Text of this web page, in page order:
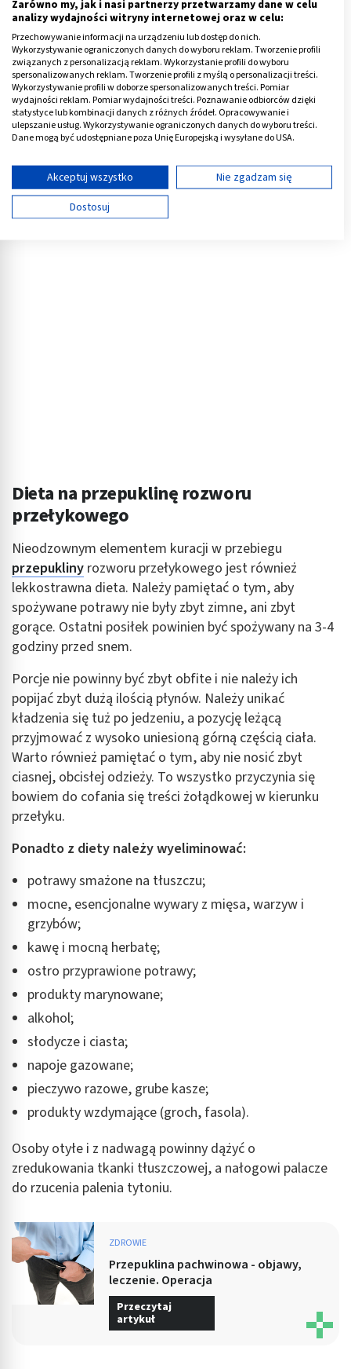
Warto zwrócić uwagę na:
zioła, które mogą okazać się pomocne w łagodzeniu
zgagi (siemię lniane, ziele tysiącznika i tataraku,
ziarna jałowca),
ćwiczenia oddechowe wzmacniające przeponę.
Należy z kolei unikać nadmiernego wysiłku fizycznego
związanego z dźwiganiem i wykonywaniem głębokich
skłonów, zwłaszcza po posiłku.
Dieta na przepuklinę rozworu
przełykowego
Nieodzownym elementem kuracji w przebiegu
przepukliny rozworu przełykowego jest również
lekkostrawna dieta. Należy pamiętać o tym, aby
spożywane potrawy nie były zbyt zimne, ani zbyt
gorące. Ostatni posiłek powinien być spożywany na 3-4
godziny przed snem.
Porcje nie powinny być zbyt obfite i nie należy ich
popijać zbyt dużą ilością płynów. Należy unikać
kładzenia się tuż po jedzeniu, a pozycję leżącą
przyjmować z wysoko uniesioną górną częścią ciała.
Warto również pamiętać o tym, aby nie nosić zbyt
ciasnej, obcisłej odzieży. To wszystko przyczynia się
bowiem do cofania się treści żołądkowej w kierunku
przełyku.
Ponadto z diety należy wyeliminować:
potrawy smażone na tłuszczu;
mocne, esencjonalne wywary z mięsa, warzyw i
grzybów;
kawę i mocną herbatę;
ostro przyprawione potrawy;
produkty marynowane;
alkohol;
słodycze i ciasta;
napoje gazowane;
pieczywo razowe, grube kasze;
produkty wzdymające (groch, fasola).
Osoby otyłe i z nadwagą powinny dążyć o
zredukowania tkanki tłuszczowej, a nałogowi palacze
do rzucenia palenia tytoniu.
ZDROWIE
Przepuklina pachwinowa - objawy,
leczenie. Operacja
Przeczytaj
artykuł
Zarówno my, jak i nasi partnerzy przetwarzamy dane w celu
analizy wydajności witryny internetowej oraz w celu:
Przechowywanie informacji na urządzeniu lub dostęp do nich.
Wykorzystywanie ograniczonych danych do wyboru reklam. Tworzenie profili
związanych z personalizacją reklam. Wykorzystanie profili do wyboru
spersonalizowanych reklam. Tworzenie profili z myślą o personalizacji treści.
Wykorzystywanie profili w doborze spersonalizowanych treści. Pomiar
wydajności reklam. Pomiar wydajności treści. Poznawanie odbiorców dzięki
statystyce lub kombinacji danych z różnych źródeł. Opracowywanie i
ulepszanie usług. Wykorzystywanie ograniczonych danych do wyboru treści.
Dane mogą być udostępniane poza Unię Europejską i wysyłane do USA.
Wyświetl listę partnerów (11 dostawców IAB)
Używamy Twoich danych w następujących celach:
Cele przetwarzania IAB:
Pomiar efektywności reklam
Rozumienie odbiorców dzięki statystyce lub
kombinacji danych z różnych źródeł
Rozwój i ulepszanie usług
Wykorzystywanie ograniczonych danych do
wyboru treści
Funkcje specjalne IAB:
Użycie dokładnych danych geolokalizacyjnych
Identyfikowanie urządzeń na podstawie
aktywnie żądanych informacji
Cele przetwarzania inne niż IAB:
Niezbędne
Akceptuj wszystko
Nie zgadzam się
Dostosuj